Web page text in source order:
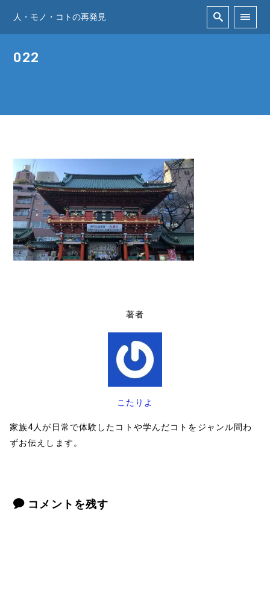
人・モノ・コトの再発見
022
著者
こたりよ
家族4人が日常で体験したコトや学んだコトをジャンル問わ
ずお伝えします。
コメントを残す